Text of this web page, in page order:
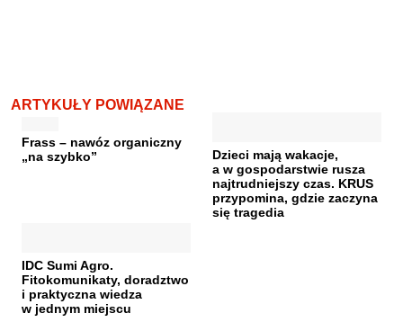
ARTYKUŁY POWIĄZANE
Frass – nawóz organiczny
„na szybko”
Dzieci mają wakacje,
a w gospodarstwie rusza
najtrudniejszy czas. KRUS
przypomina, gdzie zaczyna
się tragedia
IDC Sumi Agro.
Fitokomunikaty, doradztwo
i praktyczna wiedza
w jednym miejscu